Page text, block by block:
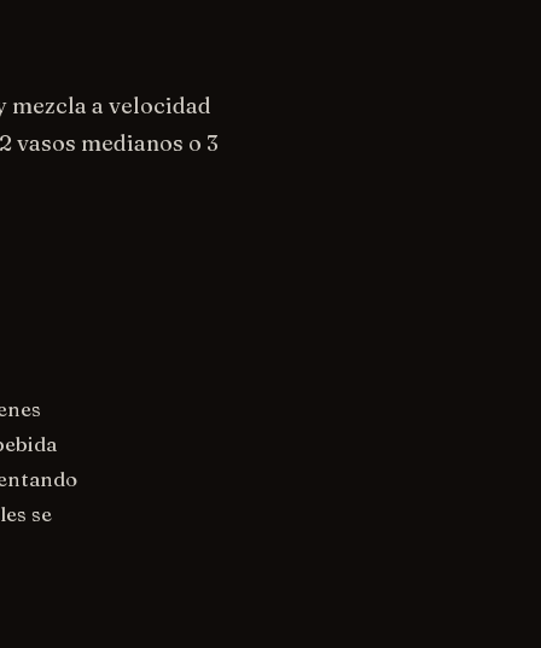
mezcla a velocidad
vasos medianos o 3
se